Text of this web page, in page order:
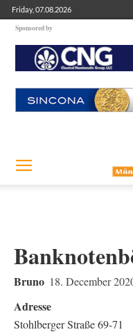
Friday, 07.08.2026
Sponsored by
Bruno 18. December
Adresse
Stohlberger Straße 69-71